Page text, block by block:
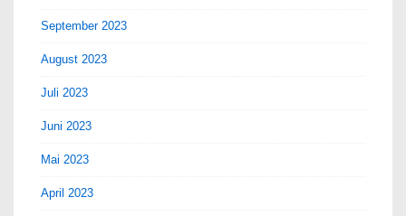
September 2023
August 2023
Juli 2023
Juni 2023
Mai 2023
April 2023